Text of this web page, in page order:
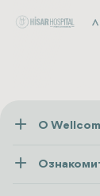
О
Пресса